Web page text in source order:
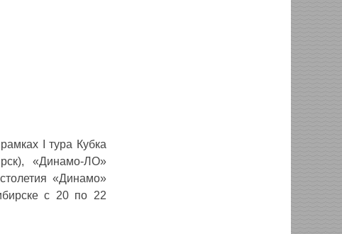
I тура Кубка
«Динамо-ЛО»
«Динамо»
с 20 по 22